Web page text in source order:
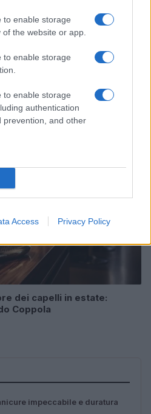
to enable storage
the website or app.
to enable storage
to enable storage
authentication
prevention, and other
Access Privacy Policy
animalier con stile:
dei capelli in estate:
Coppola
impeccabile e duratura